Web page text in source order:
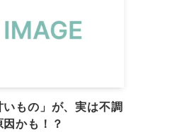
もの」が、実は不調
因かも！？